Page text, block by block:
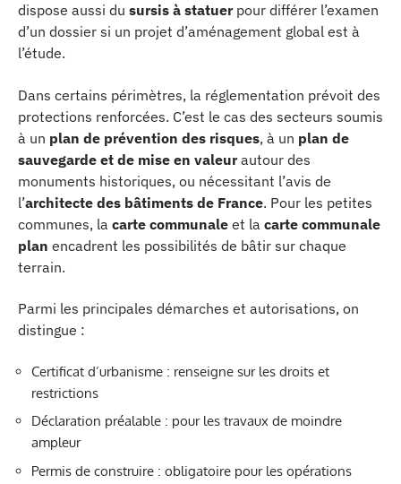
dispose aussi du sursis à statuerpour différer l’examen
d’un dossier si un projet d’aménagement global est à
l’étude.
Dans certains périmètres, la réglementation prévoit des
protections renforcées. C’est le cas des secteurs soumis
à un plan de prévention des risques, à un plan de
sauvegarde et de mise en valeurautour des
monuments historiques, ou nécessitant l’avis de
l’architecte des bâtiments de France. Pour les petites
communes, la carte communale et la carte communale
plan encadrent les possibilités de bâtir sur chaque
terrain.
Parmi les principales démarches et autorisations, on
distingue :
Certificat d’urbanisme : renseigne sur les droits et
restrictions
Déclaration préalable : pour les travaux de moindre
ampleur
Permis de construire : obligatoire pour les opérations